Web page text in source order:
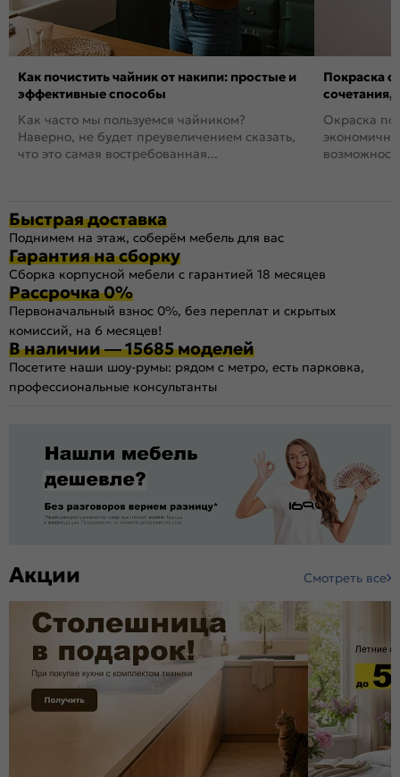
Как почистить чайник от накипи: простые и
эффективные способы
Как часто мы пользуемся чайником?
Наверно, не будет преувеличением сказать,
что это самая востребованная...
Покраска
сочетания,
Окраска
Быстрая доставка
Поднимем на этаж, соберём мебель для вас
Гарантия на сборку
Сборка корпусной мебели с гарантией 18 месяцев
Рассрочка 0%
Первоначальный взнос 0%, без переплат и скрытых
комиссий, на 6 месяцев!
В наличии — 15685 моделей
Посетите наши шоу-румы: рядом с метро, есть парковка,
профессиональные консультанты
Акции Смотреть все